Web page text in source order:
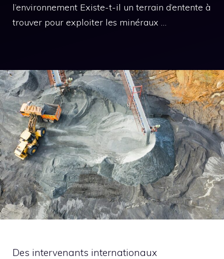
l’environnement Existe-t-il un terrain d’entente à
trouver pour exploiter les minéraux …
Des intervenants internationaux